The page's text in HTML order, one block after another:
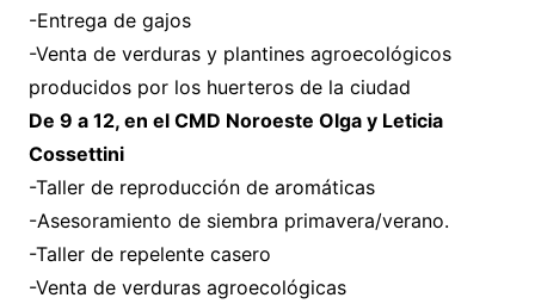
-Entrega de gajos
-Venta de verduras y plantines agroecológicos
producidos por los huerteros de la ciudad
De 9 a 12, en el CMD Noroeste Olga y Leticia
Cossettini
-Taller de reproducción de aromáticas
-Asesoramiento de siembra primavera/verano.
-Taller de repelente casero
-Venta de verduras agroecológicas